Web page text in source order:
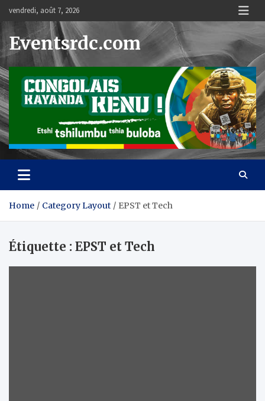
content
vendredi, août 7, 2026
Eventsrdc.com
Home Category Layout EPST et Tech
Étiquette : EPST et Tech